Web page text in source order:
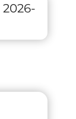
2026-